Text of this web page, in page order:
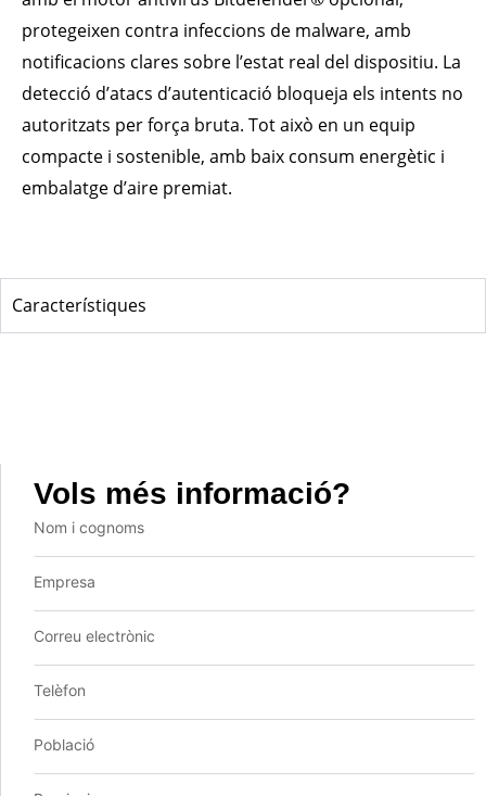
protegeixen contra infeccions de malware, amb
notificacions clares sobre l’estat real del dispositiu. La
detecció d’atacs d’autenticació bloqueja els intents no
autoritzats per força bruta. Tot això en un equip
compacte i sostenible, amb baix consum energètic i
embalatge d’aire premiat.
Característiques
Vols més informació?